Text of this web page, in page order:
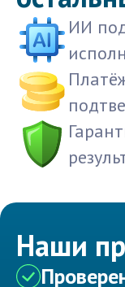
ИИ
Наши